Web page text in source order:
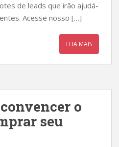
de leads que irão ajudá-
Acesse nosso […]
LEIA MAIS
o
seu